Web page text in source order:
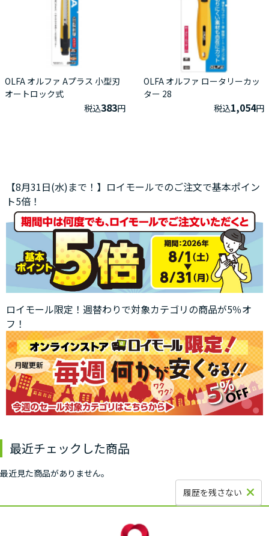
OLFA オルファ Aプラス 小型刃
オートロック式
税込383円
OLFA オルファ ロータリーカッ
ター 28
税込1,054円
【8月31日(水)まで！】ロイモールでのご注文で基本ポイン
ト5倍！
ロイモール限定！週替わりで対象カテゴリの商品が5％オ
フ！
最近チェックした商品
最近見た商品がありません。
履歴を残さない